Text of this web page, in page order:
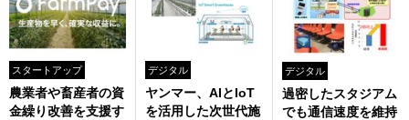
スタートアップ
農業者や畜産者の資
金繰り改善を支援す
デジタル
ヤンマー、AIとIoT
を活用した次世代施
デジタル
過密したスタジアム
でも通信速度を維持